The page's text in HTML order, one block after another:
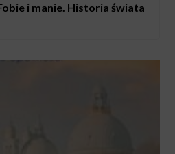
i manie. Historia świata